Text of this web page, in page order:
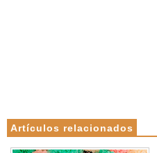
Artículos relacionados